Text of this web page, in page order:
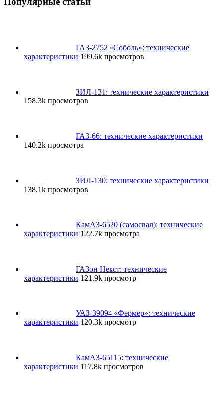
ГАЗ-2752 «Соболь»: технические
характеристики 199.6k просмотров
ЗИЛ-131: технические характеристики
158.3k просмотров
ГАЗ-66: технические характеристики
140.2k просмотра
ЗИЛ-130: технические характеристики
138.1k просмотров
КамАЗ-6520 (самосвал): технические
характеристики 122.7k просмотра
ГАЗон Некст: технические
характеристики 121.9k просмотр
УАЗ-39094 «Фермер»: технические
характеристики 120.3k просмотр
КамАЗ-65115: технические
характеристики 117.8k просмотров